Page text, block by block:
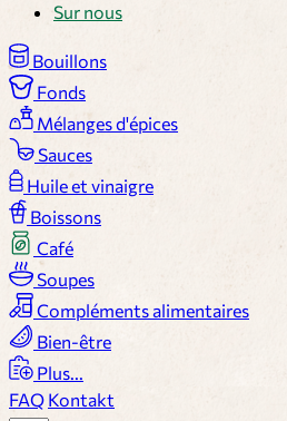
Sur nous
Bouillons
Fonds
Mélanges d'épices
Sauces
Huile et vinaigre
Boissons
Café
Soupes
Compléments alimentaires
Bien-être
Plus...
FAQ Kontakt